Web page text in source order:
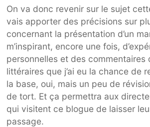
On va donc revenir sur le sujet
vais apporter des précisions sur
concernant la présentation d’un
m’inspirant, encore une fois,
personnelles et des commentaires
littéraires que j’ai eu la chance de
la base, oui, mais un peu de
de tort. Et ça permettra aux
qui visitent ce blogue de laisser
passage.